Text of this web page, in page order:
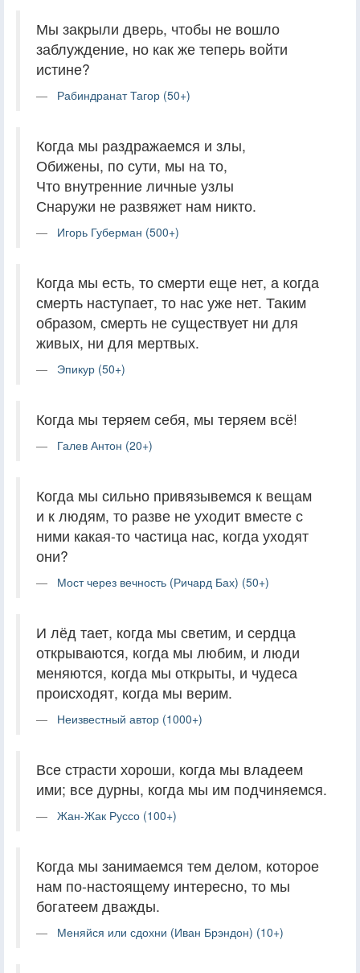
Мы закрыли дверь, чтобы не вошло
заблуждение, но как же теперь войти
истине?
Рабиндранат Тагор (50+)
Когда мы раздражаемся и злы,
Обижены, по сути, мы на то,
Что внутренние личные узлы
Снаружи не развяжет нам никто.
Игорь Губерман (500+)
Когда мы есть, то смерти еще нет, а когда
смерть наступает, то нас уже нет. Таким
образом, смерть не существует ни для
живых, ни для мертвых.
Эпикур (50+)
Когда мы теряем себя, мы теряем всё!
Галев Антон (20+)
Когда мы сильно привязывемся к вещам
и к людям, то разве не уходит вместе с
ними какая-то частица нас, когда уходят
они?
Мост через вечность (Ричард Бах) (50+)
И лёд тает, когда мы светим, и сердца
открываются, когда мы любим, и люди
меняются, когда мы открыты, и чудеса
происходят, когда мы верим.
Неизвестный автор (1000+)
Все страсти хороши, когда мы владеем
ими; все дурны, когда мы им подчиняемся.
Жан-Жак Руссо (100+)
Когда мы занимаемся тем делом, которое
нам по-настоящему интересно, то мы
богатеем дважды.
Меняйся или сдохни (Иван Брэндон) (10+)